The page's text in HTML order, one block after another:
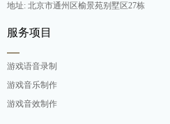
地址: 北京市通州区榆景苑别墅区27栋
服务项目
游戏语音录制
游戏音乐制作
游戏音效制作